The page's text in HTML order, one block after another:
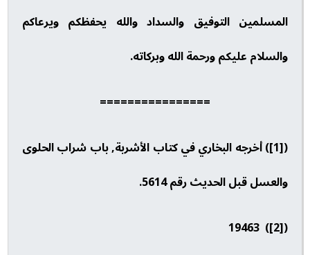
المسلمين التوفيق والسداد والله يحفظكم ويرعاكم
والسلام عليكم ورحمة الله وبركاته.
================
([1]) أخرجه البخاري في كتاب الأشربة, باب شراب الحلوى
والعسل قبل الحديث رقم 5614.
([2]) 19463